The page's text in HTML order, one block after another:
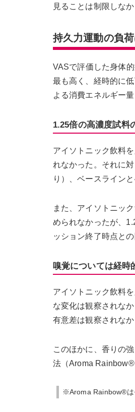
見ることは制限しなか
持久力運動の負
VASで評価した身体
最も高く、経時的に
よる消費エネルギー
1.25倍の高濃度試料
アイソトニック飲料
れなかった。それに
り）、ベースライン
また、アイソトニッ
められなかったが、
ッション終了時点と
嗅覚については経時
アイソトニック飲料
な変化は観察されな
有意差は観察されなか
このほかに、香りの
法（Aroma Rainbow®
※Aroma Rainbow®は